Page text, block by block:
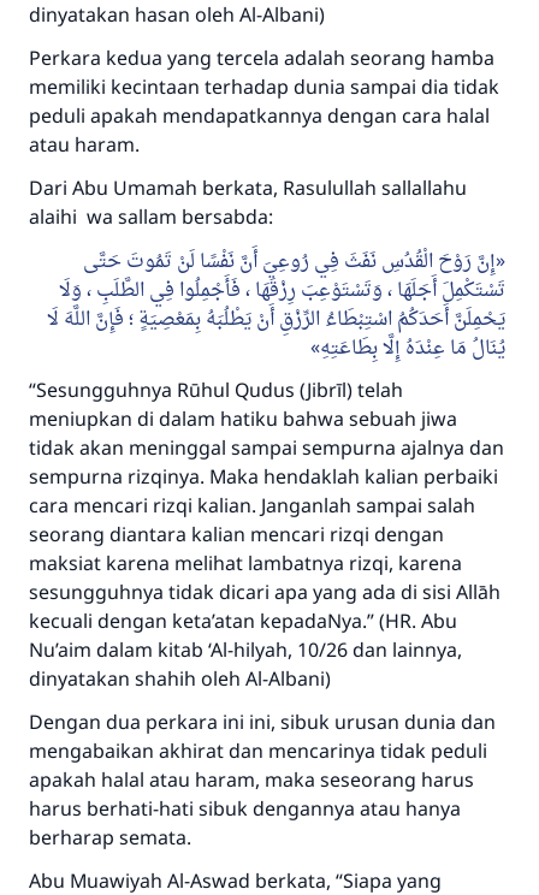
dinyatakan hasan oleh Al-Albani)
Perkara kedua yang tercela adalah seorang hamba
memiliki kecintaan terhadap dunia sampai dia tidak
peduli apakah mendapatkannya dengan cara halal
atau haram.
Dari Abu Umamah berkata, Rasulullah sallallahu
alaihi wa sallam bersabda:
إِنَّ رَوْحَ الْقُدُسِ نَفَثَ فِي رُوعِيَ أَنَّ نَفْسًا لَنْ تَمُوتَ حَتَّى
تَسْتَكْمِلَ أَجَلَهَا ، وَتَسْتَوْعِبَ رِزْقَهَا ، فَأَجْمِلُوا فِي الطَّلَبِ ، وَلَا
يَحْمِلَنَّ أَحَدَكُمُ اسْتِبْطَاءُ الرِّزْقِ أَنْ يَطْلُبَهُ بِمَعْصِيَةٍ ؛ فَإِنَّ اللَّهَ لَا
يُنَالُ مَا عِنْدَهُ إِلَّا بِطَاعَتِهِ
“Sesungguhnya Rūhul Qudus (Jibrīl) telah
meniupkan di dalam hatiku bahwa sebuah jiwa
tidak akan meninggal sampai sempurna ajalnya dan
sempurna rizqinya. Maka hendaklah kalian perbaiki
cara mencari rizqi kalian. Janganlah sampai salah
seorang diantara kalian mencari rizqi dengan
maksiat karena melihat lambatnya rizqi, karena
sesungguhnya tidak dicari apa yang ada di sisi Allāh
kecuali dengan keta’atan kepadaNya.”(HR. Abu
Nu’aim dalam kitab ‘Al-hilyah, 10/26 dan lainnya,
dinyatakan shahih oleh Al-Albani)
Dengan dua perkara ini ini, sibuk urusan dunia dan
mengabaikan akhirat dan mencarinya tidak peduli
apakah halal atau haram, maka seseorang harus
harus berhati-hati sibuk dengannya atau hanya
berharap semata.
Abu Muawiyah Al-Aswad berkata, “Siapa yang